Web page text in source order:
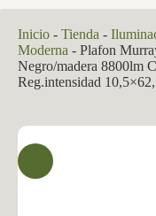
Inicio - Tienda -
Moderna - Plafon
Negro/madera 8800lm
Reg.intensidad